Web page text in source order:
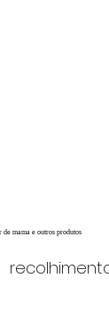
mama e outros produtos